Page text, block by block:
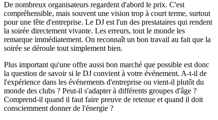
De nombreux organisateurs regardent d'abord le prix. C'est
compréhensible, mais souvent une vision trop à court terme, surtout
pour une fête d'entreprise. Le DJ est l'un des prestataires qui rendent
la soirée directement vivante. Les erreurs, tout le monde les
remarque immédiatement. On reconnaît un bon travail au fait que la
soirée se déroule tout simplement bien.
Plus important qu'une offre aussi bon marché que possible est donc
la question de savoir si le DJ convient à votre événement. A-t-il de
l'expérience dans les événements d'entreprise ou vient-il plutôt du
monde des clubs ? Peut-il s'adapter à différents groupes d'âge ?
Comprend-il quand il faut faire preuve de retenue et quand il doit
consciemment donner de l'énergie ?